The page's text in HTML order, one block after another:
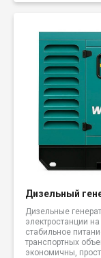
Дизельный
Дизельные
электростанции
стабильное
транспортных
экономичны,